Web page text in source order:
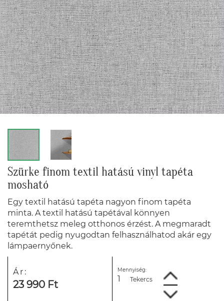
Szürke finom textil hatású vinyl tapéta
mosható
Egy textil hatású tapéta nagyon finom tapéta
minta. A textil hatású tapétával könnyen
teremthetsz meleg otthonos érzést. A megmaradt
tapétát pedig nyugodtan felhasználhatod akár egy
lámpaernyőnek.
Ár:
23 990 Ft
Mennyiség:
Tekercs